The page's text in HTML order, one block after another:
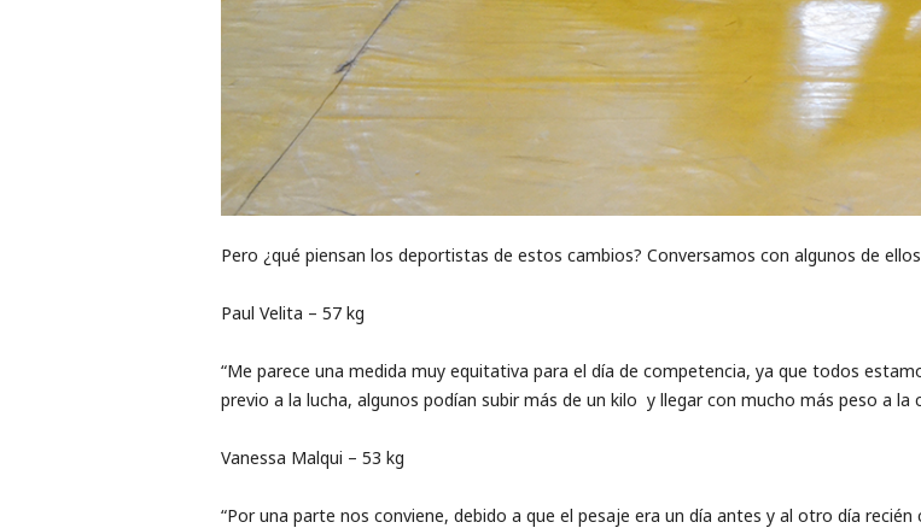
​Pero ¿qué piensan los deportistas de estos cambios? ​Conversamos con algunos de
Paul Velita – ​57 kg
“Me parece una medida muy equitativa para el día de ​competencia, ya que todos
previo a la lucha, algunos podían subir más de un kilo ​ y llegar con mucho más peso a
Vanessa Malqui – 53 kg
“Por una parte nos conviene, debido a que el pesaje era un día antes y al otro día